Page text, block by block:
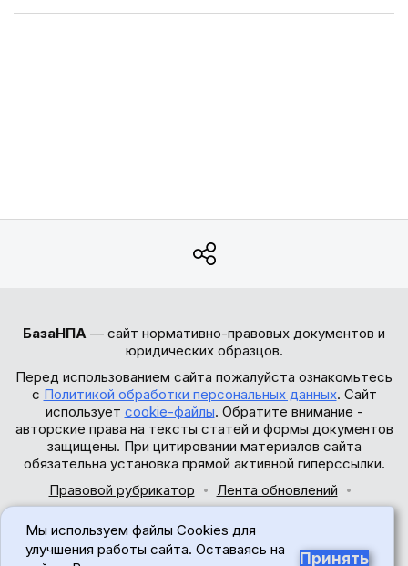
БазаНПА — сайт нормативно-правовых документов и
юридических образцов.
Перед использованием сайта пожалуйста ознакомьтесь
с Политикой обработки персональных данных. Сайт
использует cookie-файлы. Обратите внимание -
авторские права на тексты статей и формы документов
защищены. При цитировании материалов сайта
обязательна установка прямой активной гиперссылки.
Правовой рубрикатор
Лента обновлений
© 2017-2026
Мы используем файлы Cookies для
улучшения работы сайта. Оставаясь на
Принять